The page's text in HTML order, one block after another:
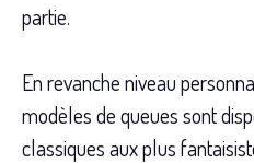
partie.
En revanche niveau
modèles de queues sont
classiques aux plus